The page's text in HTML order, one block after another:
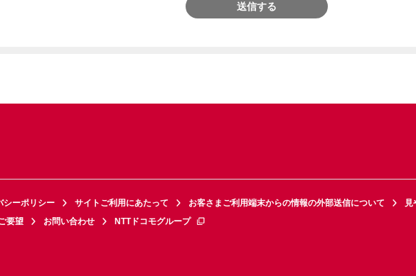
送信する
シーポリシー サイトご利用にあたって お客さまご利用端末からの情報の外部送信について
見
要望 お問い合わせ NTTドコモグループ